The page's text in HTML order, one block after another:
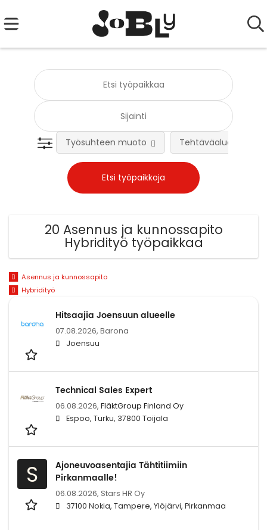
Työsuhteen muoto Tehtäväalue
20 Asennus ja kunnossapito
Hybridityö työpaikkaa
Asennus ja kunnossapito
Hybridityö
Hitsaajia Joensuun alueelle
07.08.2026, Barona
Joensuu
Technical Sales Expert
06.08.2026, FläktGroup Finland Oy
Espoo, Turku, 37800 Toijala
S
Ajoneuvoasentajia Tähtitiimiin
Pirkanmaalle!
06.08.2026, Stars HR Oy
37100 Nokia, Tampere, Ylöjärvi, Pirkanmaa